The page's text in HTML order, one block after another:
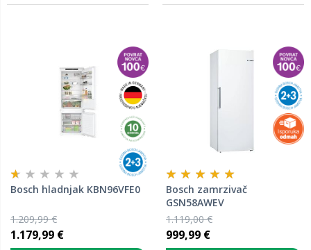
Bosch hladnjak KBN96VFE0
1.209,99 €
1.179,99 €
Bosch zamrzivač
GSN58AWEV
1.119,00 €
999,99 €